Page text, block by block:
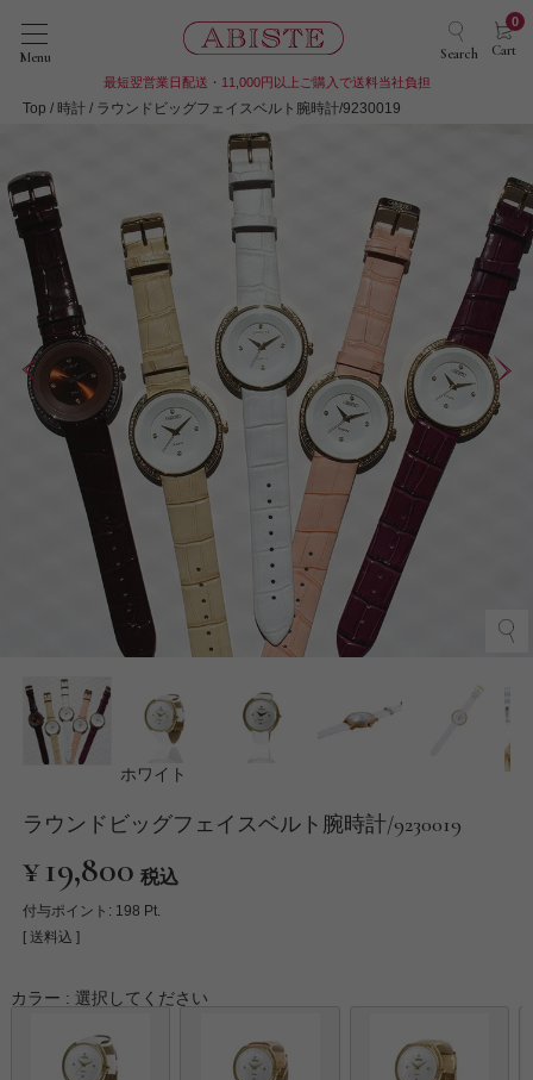
Menu Search Cart
0
最短翌営業日配送・11,000円以上ご購入で送料当社負担
Top 時計 ラウンドビッグフェイスベルト腕時計/9230019
ホワイト
ラウンドビッグフェイスベルト腕時計/9230019
¥19,800 税込
付与ポイント: 198 Pt.
送料込
カラー 選択してください